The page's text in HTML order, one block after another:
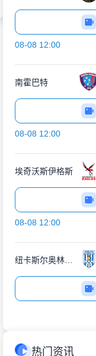
08-08 12:00
南霍巴特
08-08 12:00
埃奇沃斯伊格斯
08-08 12:00
热门资讯